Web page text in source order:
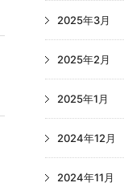
2025年3月
2025年2月
2025年1月
2024年12月
2024年11月